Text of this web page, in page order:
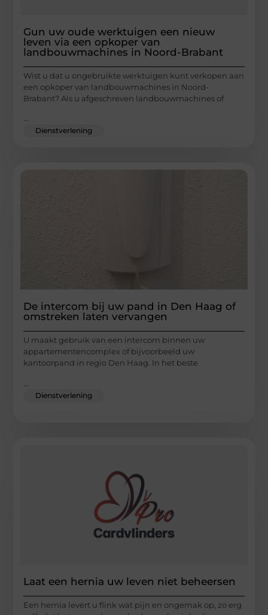
Gun uw oude werktuigen een nieuw
leven via een opkoper van
landbouwmachines in Noord-Brabant
Wist u dat u ongebruikte werktuigen kunt verkopen aan
een opkoper van landbouwmachines in Noord-
Brabant? Als u afgeschreven landbouwmachines of
...
Dienstverlening
De intercom bij uw pand in Den Haag of
omstreken laten vervangen
U maakt gebruik van een intercom binnen uw
appartementencomplex of bijvoorbeeld uw
kantoorpand in regio Den Haag. In het beste
Dienstverlening
Laat een hernia uw leven niet beheersen
Een hernia levert u flink wat pijn en ongemak op, zo erg